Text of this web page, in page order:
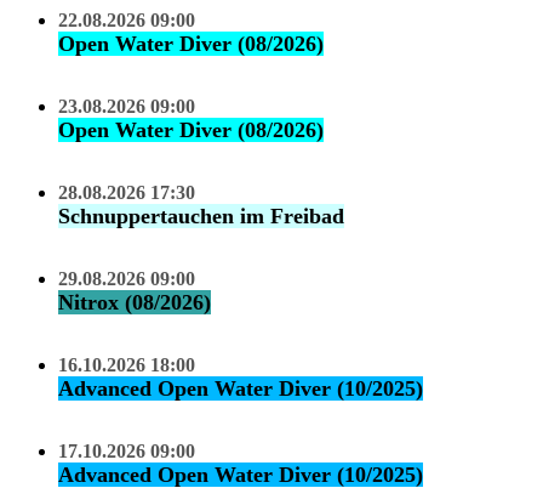
22.08.2026 09:00
Open Water Diver (08/2026)
23.08.2026 09:00
Open Water Diver (08/2026)
28.08.2026 17:30
Schnuppertauchen im Freibad
29.08.2026 09:00
Nitrox (08/2026)
16.10.2026 18:00
Advanced Open Water Diver (10/2025)
17.10.2026 09:00
Advanced Open Water Diver (10/2025)